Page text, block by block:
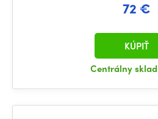
72 €
Centrálny sklad
KÚPIŤ